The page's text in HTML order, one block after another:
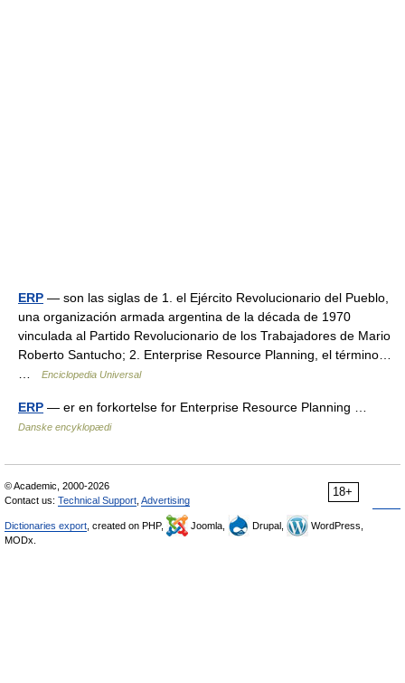
ERP — son las siglas de 1. el Ejército Revolucionario del Pueblo,
una organización armada argentina de la década de 1970
vinculada al Partido Revolucionario de los Trabajadores de Mario
Roberto Santucho; 2. Enterprise Resource Planning, el término…
Enciclopedia Universal
ERP — er en forkortelse for Enterprise Resource Planning …
Danske encyklopædi
18+
© Academic, 2000-2026
Contact us: Technical Support Advertising
Dictionaries export , created on PHP, Joomla, Drupal,
WordPress,
MODx.